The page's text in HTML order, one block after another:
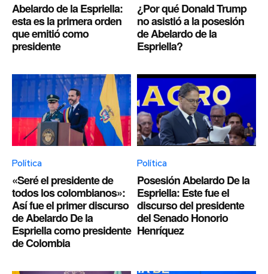
Abelardo de la Espriella:
esta es la primera orden
que emitió como
presidente
¿Por qué Donald Trump
no asistió a la posesión
de Abelardo de la
Espriella?
Política
«Seré el presidente de
todos los colombianos»:
Así fue el primer discurso
de Abelardo De la
Espriella como presidente
de Colombia
Política
Posesión Abelardo De la
Espriella: Este fue el
discurso del presidente
del Senado Honorio
Henríquez